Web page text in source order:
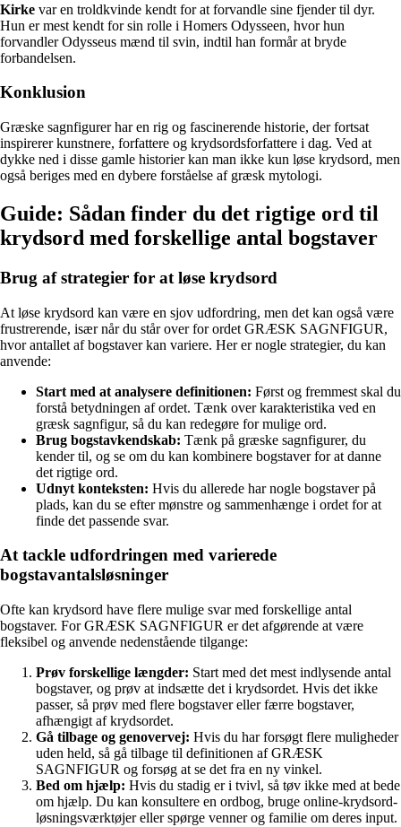
Kirke var en troldkvinde kendt for at forvandle sine fjender til dyr.
Hun er mest kendt for sin rolle i Homers Odysseen, hvor hun
forvandler Odysseus mænd til svin, indtil han formår at bryde
forbandelsen.
Konklusion
Græske sagnfigurer har en rig og fascinerende historie, der fortsat
inspirerer kunstnere, forfattere og krydsordsforfattere i dag. Ved at
dykke ned i disse gamle historier kan man ikke kun løse krydsord, men
også beriges med en dybere forståelse af græsk mytologi.
Guide: Sådan finder du det rigtige ord til
krydsord med forskellige antal bogstaver
Brug af strategier for at løse krydsord
At løse krydsord kan være en sjov udfordring, men det kan også være
frustrerende, især når du står over for ordet GRÆSK SAGNFIGUR,
hvor antallet af bogstaver kan variere. Her er nogle strategier, du kan
anvende:
Start med at analysere definitionen: Først og fremmest skal du
forstå betydningen af ordet. Tænk over karakteristika ved en
græsk sagnfigur, så du kan redegøre for mulige ord.
Brug bogstavkendskab: Tænk på græske sagnfigurer, du
kender til, og se om du kan kombinere bogstaver for at danne
det rigtige ord.
Udnyt konteksten: Hvis du allerede har nogle bogstaver på
plads, kan du se efter mønstre og sammenhænge i ordet for at
finde det passende svar.
At tackle udfordringen med varierede
bogstavantalsløsninger
Ofte kan krydsord have flere mulige svar med forskellige antal
bogstaver. For GRÆSK SAGNFIGUR er det afgørende at være
fleksibel og anvende nedenstående tilgange:
Prøv forskellige længder: Start med det mest indlysende antal
bogstaver, og prøv at indsætte det i krydsordet. Hvis det ikke
passer, så prøv med flere bogstaver eller færre bogstaver,
afhængigt af krydsordet.
Gå tilbage og genovervej: Hvis du har forsøgt flere muligheder
uden held, så gå tilbage til definitionen af GRÆSK
SAGNFIGUR og forsøg at se det fra en ny vinkel.
Bed om hjælp: Hvis du stadig er i tvivl, så tøv ikke med at bede
om hjælp. Du kan konsultere en ordbog, bruge online-krydsord-
løsningsværktøjer eller spørge venner og familie om deres input.